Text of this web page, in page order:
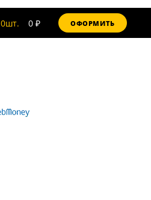
0шт. 0₽ ОФОРМИТЬ